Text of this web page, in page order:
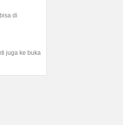
di
juga ke buka